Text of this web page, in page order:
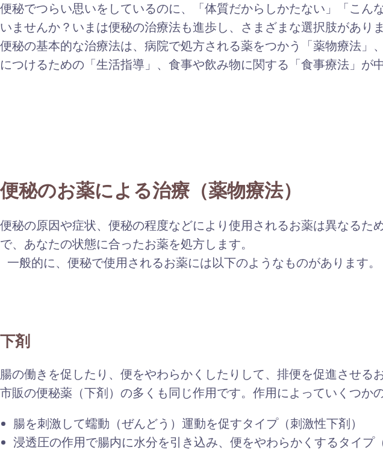
便秘でつらい思いをしているのに、「体質だからしかたない」「こん
いませんか？いまは便秘の治療法も進歩し、さまざまな選択肢がありま
便秘の基本的な治療法は、病院で処方される薬をつかう「薬物療法」
につけるための「生活指導」、食事や飲み物に関する「食事療法」が
便秘のお薬による治療（薬物療法）
便秘の原因や症状、便秘の程度などにより使用されるお薬は異なるた
で、あなたの状態に合ったお薬を処方します。
一般的に、便秘で使用されるお薬には以下のようなものがあります。
下剤
腸の働きを促したり、便をやわらかくしたりして、排便を促進させるお
市販の便秘薬（下剤）の多くも同じ作用です。作用によっていくつか
腸を刺激して蠕動（ぜんどう）運動を促すタイプ（刺激性下剤）
浸透圧の作用で腸内に水分を引き込み、便をやわらかくするタイプ